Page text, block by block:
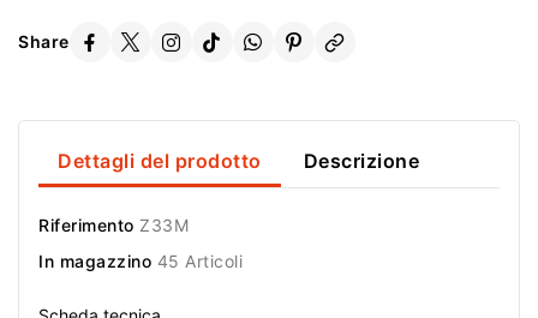
Share
Dettagli del prodotto Descrizione
Riferimento Z33M
In magazzino 45 Articoli